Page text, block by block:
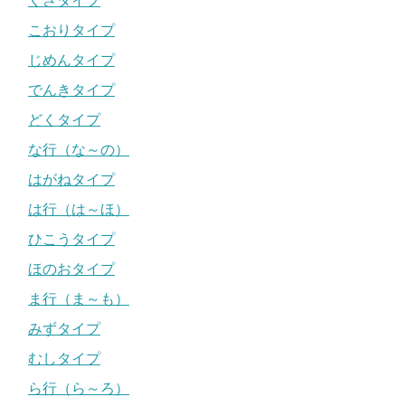
こおりタイプ
じめんタイプ
でんきタイプ
どくタイプ
な行（な～の）
はがねタイプ
は行（は～ほ）
ひこうタイプ
ほのおタイプ
ま行（ま～も）
みずタイプ
むしタイプ
ら行（ら～ろ）